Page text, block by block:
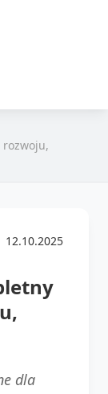
12.10.2025
dla